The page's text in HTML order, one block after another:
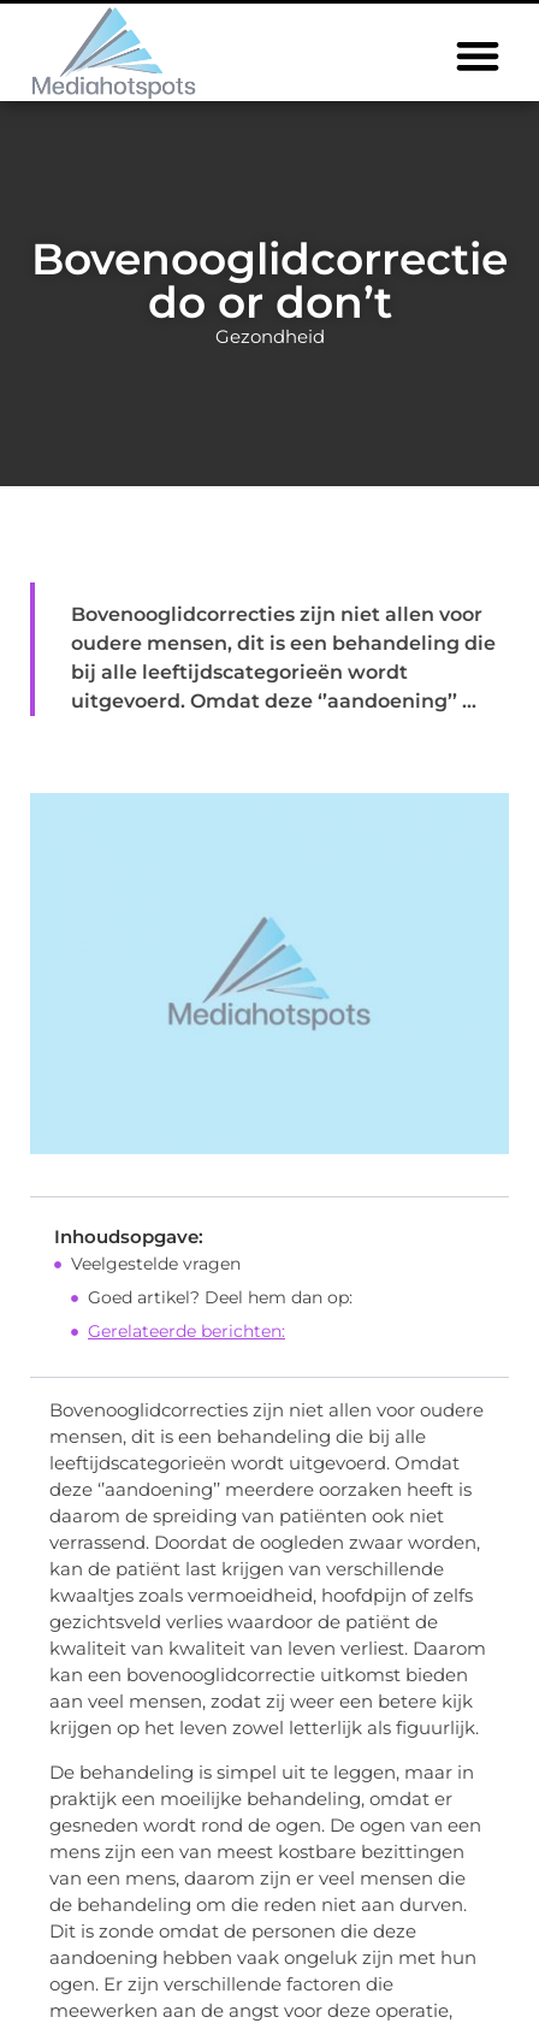
Bovenooglidcorrectie
do or don’t
Gezondheid
Bovenooglidcorrecties zijn niet allen voor
oudere mensen, dit is een behandeling die
bij alle leeftijdscategorieën wordt
uitgevoerd. Omdat deze ‘’aandoening’’ ...
Inhoudsopgave:
Veelgestelde vragen
Goed artikel? Deel hem dan op:
Gerelateerde berichten:
Bovenooglidcorrecties zijn niet allen voor oudere
mensen, dit is een behandeling die bij alle
leeftijdscategorieën wordt uitgevoerd. Omdat
deze ‘’aandoening’’ meerdere oorzaken heeft is
daarom de spreiding van patiënten ook niet
verrassend. Doordat de oogleden zwaar worden,
kan de patiënt last krijgen van verschillende
kwaaltjes zoals vermoeidheid, hoofdpijn of zelfs
gezichtsveld verlies waardoor de patiënt de
kwaliteit van kwaliteit van leven verliest. Daarom
kan een bovenooglidcorrectie uitkomst bieden
aan veel mensen, zodat zij weer een betere kijk
krijgen op het leven zowel letterlijk als figuurlijk.
De behandeling is simpel uit te leggen, maar in
praktijk een moeilijke behandeling, omdat er
gesneden wordt rond de ogen. De ogen van een
mens zijn een van meest kostbare bezittingen
van een mens, daarom zijn er veel mensen die
de behandeling om die reden niet aan durven.
Dit is zonde omdat de personen die deze
aandoening hebben vaak ongeluk zijn met hun
ogen. Er zijn verschillende factoren die
meewerken aan de angst voor deze operatie,